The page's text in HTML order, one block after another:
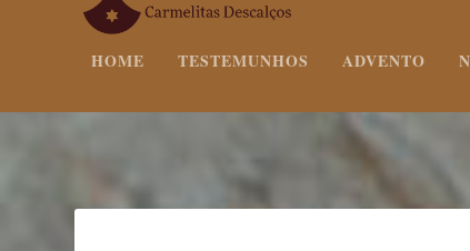
HOME TESTEMUNHOS ADVENTO